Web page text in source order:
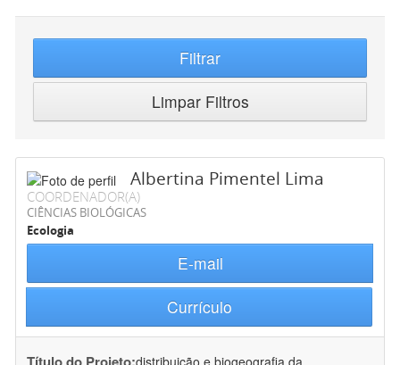
Filtrar
Limpar Filtros
Albertina Pimentel Lima
COORDENADOR(A)
CIÊNCIAS BIOLÓGICAS
Ecologia
E-mail
Currículo